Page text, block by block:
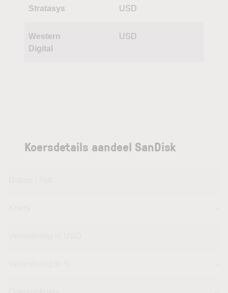
Stratasys USD
Western
Digital
USD
Koersdetails aandeel SanDisk